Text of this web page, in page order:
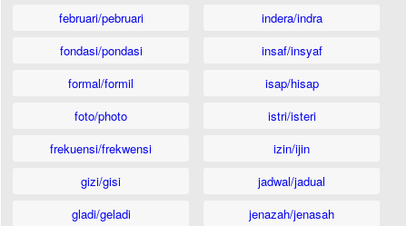
februari/pebruari
fondasi/pondasi
formal/formil
foto/photo
frekuensi/frekwensi
gizi/gisi
gladi/geladi
indera/indra
insaf/insyaf
isap/hisap
istri/isteri
izin/ijin
jadwal/jadual
jenazah/jenasah